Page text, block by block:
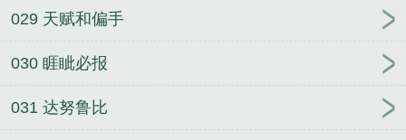
029 天赋和偏手
030 睚眦必报
031 达努鲁比